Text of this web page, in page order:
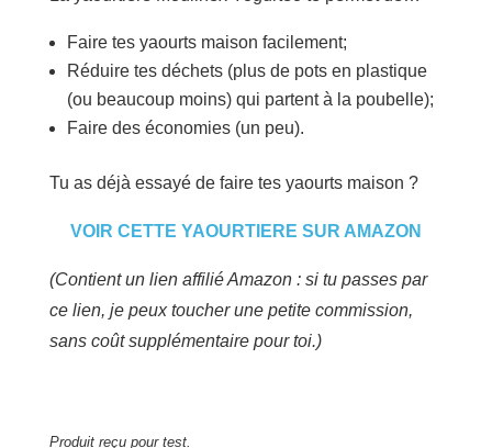
Faire tes yaourts maison facilement;
Réduire tes déchets (plus de pots en plastique
(ou beaucoup moins) qui partent à la poubelle);
Faire des économies (un peu).
Tu as déjà essayé de faire tes yaourts maison ?
VOIR CETTE YAOURTIERE SUR AMAZON
(Contient un lien affilié Amazon : si tu passes par
ce lien, je peux toucher une petite commission,
sans coût supplémentaire pour toi.)
Produit reçu pour test.